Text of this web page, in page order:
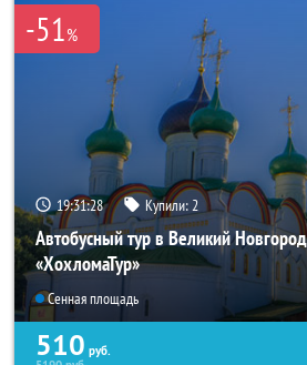
-51%
19:31:28 Купили: 2
Автобусный тур в Великий
«ХохломаТур»
Сенная площадь
510 руб.